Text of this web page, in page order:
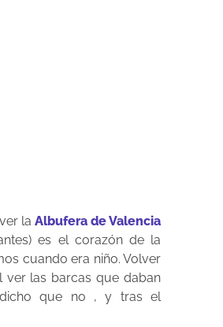
la Albufera de Valencia
es el corazón de la
cuando era niño. Volver
ver las barcas que daban
dicho que no , y tras el